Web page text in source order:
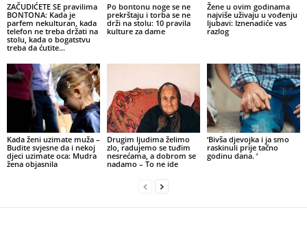
ZAČUDIĆETE SE pravilima
BONTONA: Kada je
parfem nekulturan, kada
telefon ne treba držati na
stolu, kada o bogatstvu
treba da ćutite…
Po bontonu noge se ne
prekrštaju i torba se ne
drži na stolu: 10 pravila
kulture za dame
Žene u ovim godinama
najviše uživaju u vođenju
ljubavi: Iznenadiće vas
razlog
Kada ženi uzimate muža –
Budite svjesne da i nekoj
djeci uzimate oca: Mudra
žena objasnila
Drugim ljudima želimo
zlo, radujemo se tuđim
nesrećama, a dobrom se
nadamo – To ne ide
‘Bivša djevojka i ja smo
raskinuli prije tačno
godinu dana. ‘